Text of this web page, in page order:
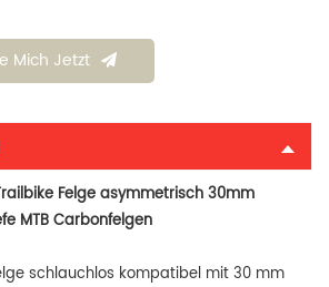
Mich Jetzt
Felge asymmetrisch 30mm
MTB Carbonfelgen
schlauchlos kompatibel mit30 mm